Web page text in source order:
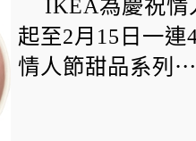
IKEA為慶祝情
起至2月15日一連
情人節甜品系